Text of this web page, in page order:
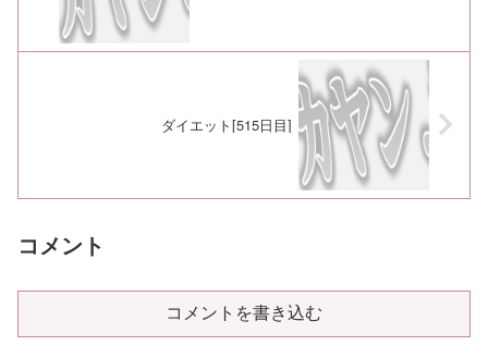
ダイエット[515日目]
コメント
コメントを書き込む